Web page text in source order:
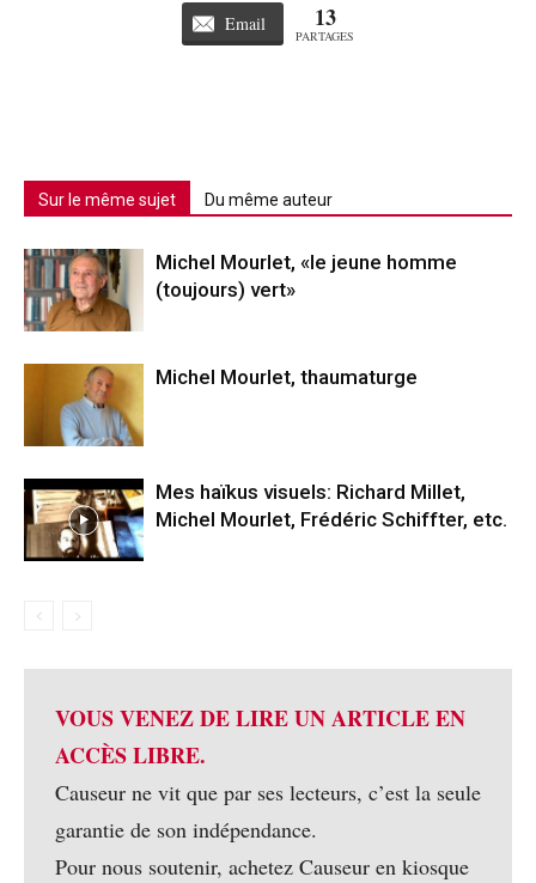
Email 13
PARTAGES
Sur le même sujet Du même auteur
Michel Mourlet, «le jeune homme
(toujours) vert»
Michel Mourlet, thaumaturge
Mes haïkus visuels: Richard Millet,
Michel Mourlet, Frédéric Schiffter, etc.
VOUS VENEZ DE LIRE UN ARTICLE EN
ACCÈS LIBRE.
Causeur ne vit que par ses lecteurs, c’est la seule
garantie de son indépendance.
Pour nous soutenir, achetez Causeur en kiosque